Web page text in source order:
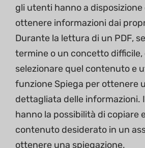
gli utenti hanno a
ottenere informazioni dai
Durante la lettura di un PDF,
termine o un concetto difficile,
selezionare quel contenuto e
funzione Spiega per ottenere
dettagliata delle informazioni.
hanno la possibilità di copiare
contenuto desiderato in un
ottenere una spiegazione.